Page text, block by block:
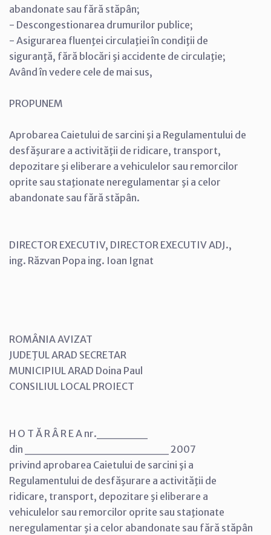
abandonate sau fără stăpân;
- Descongestionarea drumurilor publice;
- Asigurarea fluenţei circulaţiei în condiţii de
siguranţă, fără blocări şi accidente de circulaţie;
Având în vedere cele de mai sus,
PROPUNEM
Aprobarea Caietului de sarcini şi a Regulamentului de
desfăşurare a activităţii de ridicare, transport,
depozitare şi eliberare a vehiculelor sau remorcilor
oprite sau staţionate neregulamentar şi a celor
abandonate sau fără stăpân.
DIRECTOR EXECUTIV, DIRECTOR EXECUTIV ADJ.,
ing. Răzvan Popa ing. Ioan Ignat
ROMÂNIA AVIZAT
JUDEŢUL ARAD SECRETAR
MUNICIPIUL ARAD Doina Paul
CONSILIUL LOCAL PROIECT
H O T Ă R Â R E A nr.______
din _________________ 2007
privind aprobarea Caietului de sarcini şi a
Regulamentului de desfăşurare a activităţii de
ridicare, transport, depozitare şi eliberare a
vehiculelor sau remorcilor oprite sau staţionate
neregulamentar şi a celor abandonate sau fără stăpân